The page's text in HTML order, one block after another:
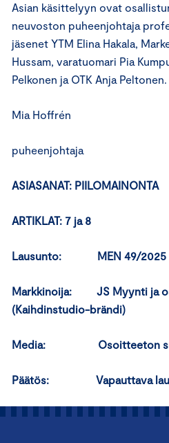
Asian käsittelyyn ovat
neuvoston puheenjohtaja
jäsenet YTM Elina Hakala,
Hussam, varatuomari Pia
Pelkonen ja OTK Anja Peltonen.
Mia Hoffrén
puheenjohtaja
ASIASANAT: PIILOMAINONTA
ARTIKLAT: 7 ja 8
Lausunto: MEN 49/2025
Markkinoija: JS Myynti ja
(Kaihdinstudio-brändi)
Media: Osoitteeton
Päätös: Vapauttava